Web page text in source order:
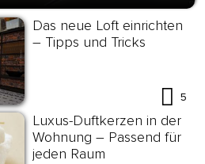
Das neue Loft einrichten
– Tipps und Tricks
5
Luxus-Duftkerzen in der
Wohnung – Passend für
jeden Raum